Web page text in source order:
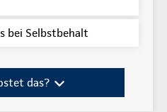
bei Selbstbehalt
das?